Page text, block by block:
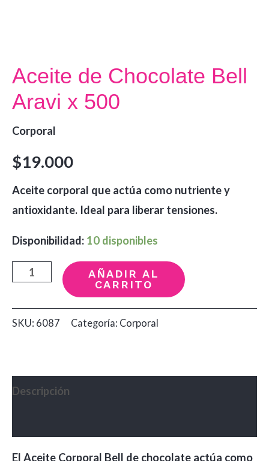
Aceite de Chocolate Bell
Aravi x 500
Corporal
$19.000
Aceite corporal que actúa como nutriente y
antioxidante. Ideal para liberar tensiones.
Disponibilidad: 10 disponibles
Aceite
Chocolate
Bell
500
AÑADIR AL
CARRITO
SKU: 6087 Categoría: Corporal
Descripción
El Aceite Corporal Bell de chocolate actúa como